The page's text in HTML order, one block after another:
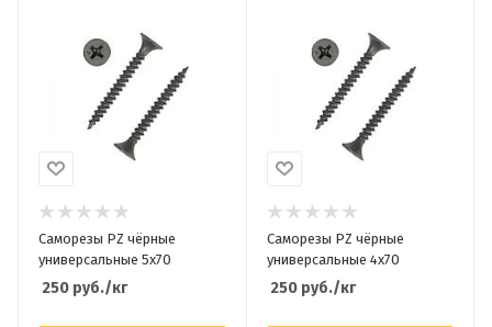
Саморезы PZ чёрные
универсальные 5х70
250 руб./кг
Саморезы PZ чёрные
универсальные 4х70
250руб./кг